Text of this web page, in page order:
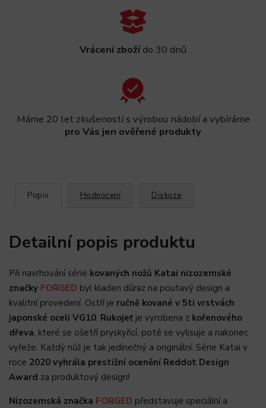
Vrácení zbožído 30 dnů
Máme 20 let zkušeností s výrobou nádobí a vybíráme
pro Vás jen ověřené produkty
Popis Hodnocení Diskuze
Detailní popis produktu
Při navrhování série kovaných nožů Katai nizozemské
značky FORGED byl kladen důraz na poutavý design a
kvalitní provedení. Ostří je ručně kované v 5ti vrstvách
japonské oceli VG10. Rukojeť je vyrobena z kořenového
dřeva, které se ošetří pryskyřicí, poté se vylisuje a nakonec
vyřeže. Každý nůž je tak jedinečný a originální. Série Katai v
roce 2020 vyhrála prestižní ocenění Reddot Design
Award za produktový design!
Nizozemská značka FORGED představuje speciální a